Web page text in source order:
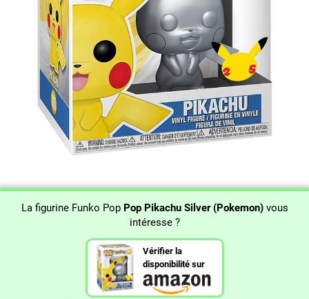
La figurine Funko Pop Pop Pikachu Silver (Pokemon)vous
intéresse ?
Vérifier la
disponibilité sur